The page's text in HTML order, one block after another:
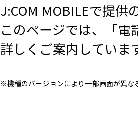
J:COM MOBILEで提供
このページでは、「
詳しくご案内していま
※機種のバージョンにより一部画面が異な